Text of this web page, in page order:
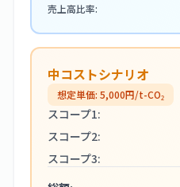
売上高比率:
中コストシナリオ
想定単価: 5,000円/t-CO₂
スコープ1:
スコープ2:
スコープ3: